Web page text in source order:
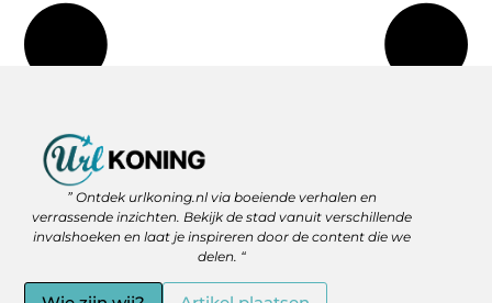
” Ontdek urlkoning.nl via boeiende verhalen en
verrassende inzichten. Bekijk de stad vanuit verschillende
invalshoeken en laat je inspireren door de content die we
delen. “